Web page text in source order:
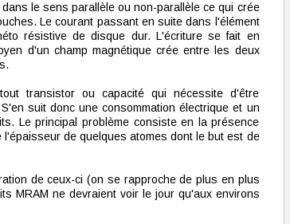
le sens parallèle ou non-parallèle ce qui crée
Le courant passant en suite dans l'élément
résistive de disque dur. L'écriture se fait en
d'un champ magnétique crée entre les deux
transistor ou capacité qui nécessite d'être
suit donc une consommation électrique et un
Le principal problème consiste en la présence
de quelques atomes dont le but est de
de ceux-ci (on se rapproche de plus en plus
MRAM ne devraient voir le jour qu'aux environs